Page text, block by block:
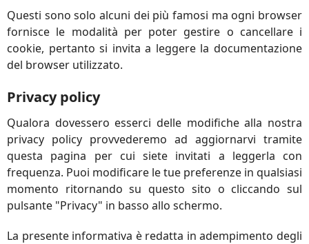
Questi sono solo alcuni dei più famosi ma ogni browser
fornisce le modalità per poter gestire o cancellare i
cookie, pertanto si invita a leggere la documentazione
del browser utilizzato.
Privacy policy
Qualora dovessero esserci delle modifiche alla nostra
privacy policy provvederemo ad aggiornarvi tramite
questa pagina per cui siete invitati a leggerla con
frequenza. Puoi modificare le tue preferenze in qualsiasi
momento ritornando su questo sito o cliccando sul
pulsante "Privacy" in basso allo schermo.
La presente informativa è redatta in adempimento degli